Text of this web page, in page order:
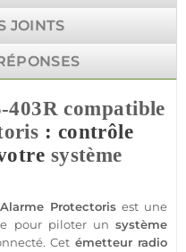
JOINTS
403R compatible
: contrôle
système
Alarme Protectoris est une
pour piloter unsystème
. Cet émetteur radio